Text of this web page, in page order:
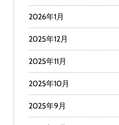
2026年1月
2025年12月
2025年11月
2025年10月
2025年9月